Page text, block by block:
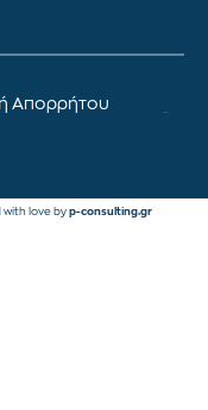
Απορρήτου
with love by p-consulting.gr